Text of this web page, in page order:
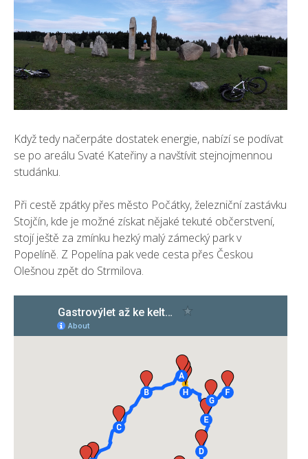
Když tedy načerpáte dostatek energie, nabízí se podívat
se po areálu Svaté Kateřiny a navštívit stejnojmennou
studánku.
Při cestě zpátky přes město Počátky, železniční zastávku
Stojčín, kde je možné získat nějaké tekuté občerstvení,
stojí ještě za zmínku hezký malý zámecký park v
Popelíně. Z Popelína pak vede cesta přes Českou
Olešnou zpět do Strmilova.